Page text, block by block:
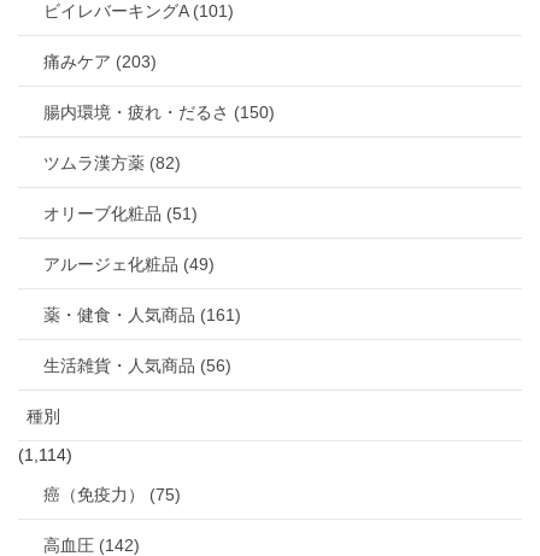
ビイレバーキングA (101)
痛みケア (203)
腸内環境・疲れ・だるさ (150)
ツムラ漢方薬 (82)
オリーブ化粧品 (51)
アルージェ化粧品 (49)
薬・健食・人気商品 (161)
生活雑貨・人気商品 (56)
種別
(1,114)
癌（免疫力） (75)
高血圧 (142)